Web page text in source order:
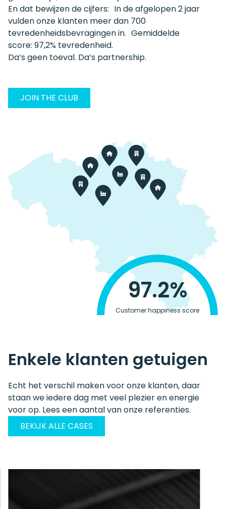
En dat bewijzen de cijfers: In de afgelopen 2 jaar
vulden onze klanten meer dan 700
tevredenheidsbevragingen in. Gemiddelde
score: 97,2% tevredenheid.
Da’s geen toeval. Da’s partnership.
JOIN THE CLUB
97.2%
Customer happiness score
Enkele klanten getuigen
Echt het verschil maken voor onze klanten, daar
staan we iedere dag met veel plezier en energie
voor op. Lees een aantal van onze referenties.
BEKIJK ALLE CASES